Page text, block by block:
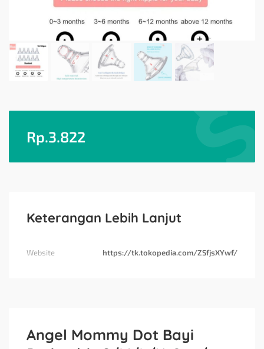
Rp.3.822
Keterangan Lebih Lanjut
Website https://tk.tokopedia.com/ZSfjsXYwf/
Angel Mommy Dot Bayi